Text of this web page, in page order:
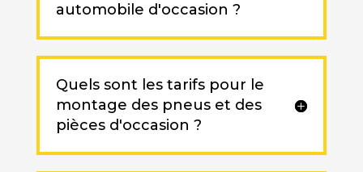
automobile d'occasion ?
Quels sont les tarifs pour le
montage des pneus et des
pièces d'occasion ?